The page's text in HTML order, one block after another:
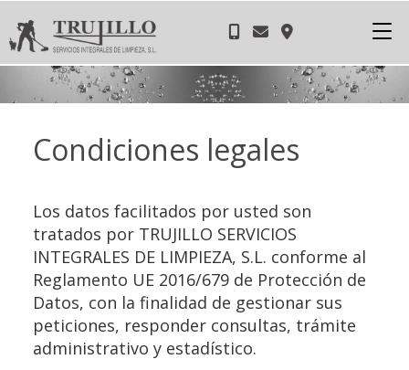
Condiciones legales
Los datos facilitados por usted son
tratados por TRUJILLO SERVICIOS
INTEGRALES DE LIMPIEZA, S.L. conforme al
Reglamento UE 2016/679 de Protección de
Datos, con la finalidad de gestionar sus
peticiones, responder consultas, trámite
administrativo y estadístico.